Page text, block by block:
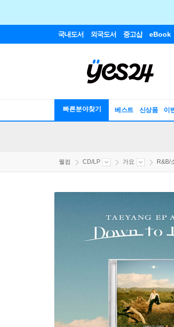
국내도서 외국도서 중고샵 eBook
빠른분야찾기 베스트 신상품 이
웰컴 CD/LP 가요 R&B/